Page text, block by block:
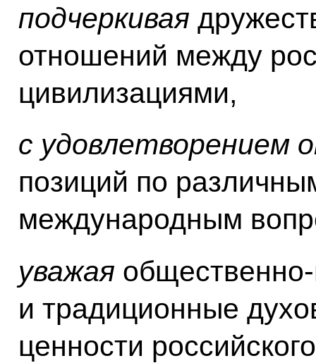
подчеркивая
отношений между
цивилизациями,
с удовлетворением
позиций по
международным
уважая
и традиционные
ценности